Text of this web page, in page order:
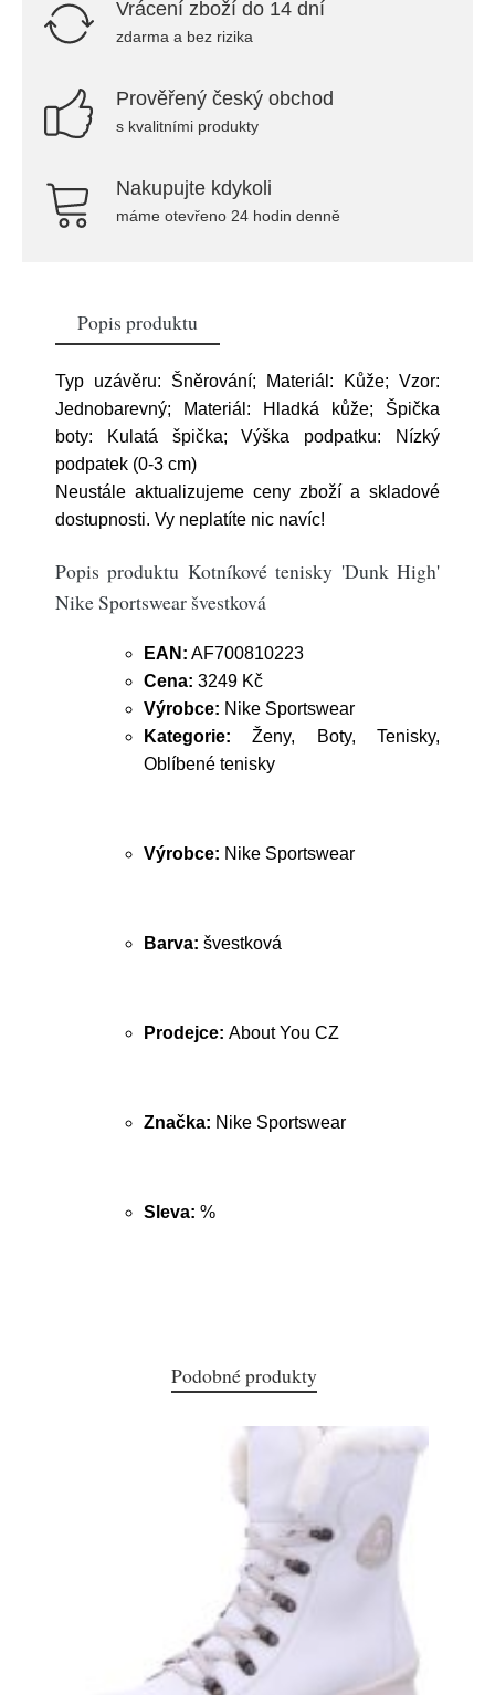
Vrácení zboží do 14 dní
zdarma a bez rizika
Prověřený český obchod
s kvalitními produkty
Nakupujte kdykoli
máme otevřeno 24 hodin denně
Popis produktu
Typ uzávěru: Šněrování; Materiál: Kůže; Vzor:
Jednobarevný; Materiál: Hladká kůže; Špička
boty: Kulatá špička; Výška podpatku: Nízký
podpatek (0-3 cm)
Neustále aktualizujeme ceny zboží a skladové
dostupnosti. Vy neplatíte nic navíc!
Popis produktu Kotníkové tenisky 'Dunk High'
Nike Sportswear švestková
EAN: AF700810223
Cena: 3249 Kč
Výrobce: Nike Sportswear
Kategorie: Ženy, Boty, Tenisky,
Oblíbené tenisky
Výrobce: Nike Sportswear
Barva: švestková
Prodejce: About You CZ
Značka: Nike Sportswear
Sleva: %
Podobné produkty